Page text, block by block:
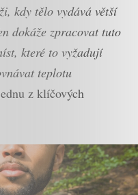
kdy tělo vydává větší
dokáže zpracovat tuto
které to vyžadují
teplotu
z klíčových